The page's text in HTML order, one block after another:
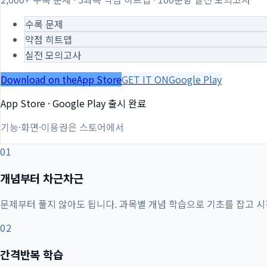
수록 문제
약점 히트맵
실전 모의고사
Download on theApp StoreGET IT ONGoogle Play
App Store · Google Play 출시 완료
기능·화면·이용권은 스토어에서
01
개념부터 차근차근
문제부터 풀지 않아도 됩니다. 과목별 개념 학습으로 기초를 잡고
02
간격반복 학습